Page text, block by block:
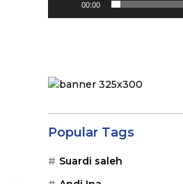
00:00
Popular Tags
Suardi saleh